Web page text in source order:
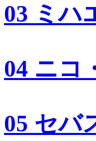
03 ミハ
04 ニコ
05 セバ